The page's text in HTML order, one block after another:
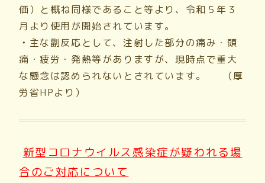
価）と概ね同様であること等より、令和５年３
月より使用が開始されています。
・ 主な副反応として、注射した部分の痛み・頭
痛・疲労・発熱等がありますが、現時点で重大
な懸念は認められないとされています。 （厚
労省HPより）
新型コロナウイルス感染症が疑われる場
合のご対応について